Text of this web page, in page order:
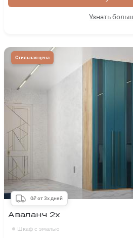
Узнать
Стильная цена
0₽ от 3х дней
Шкаф с эмалью
Аваланч 2х